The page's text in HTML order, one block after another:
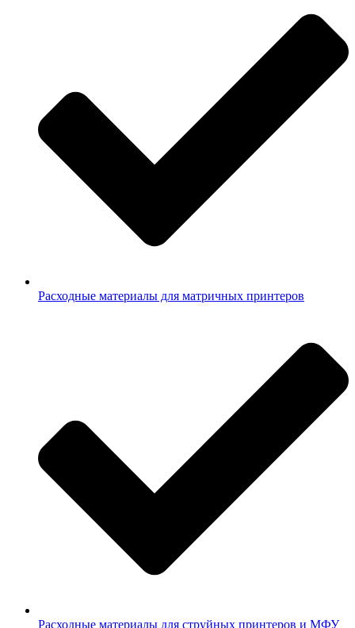
Расходные материалы для матричных принтеров
Расходные материалы для струйных принтеров и МФУ